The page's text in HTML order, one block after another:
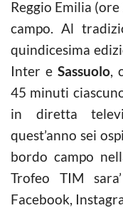
Reggio Emilia
campo. Al
quindicesima
Inter e Sassuolo,
45 minuti
in diretta
quest’anno sei
bordo campo
Trofeo TIM
Facebook,